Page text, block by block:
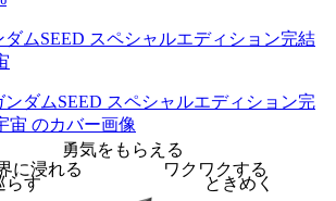
ムSEED スペシャルエディション完結
勇気をもらえる
ワクワクする
ときめく
らす
に浸れる